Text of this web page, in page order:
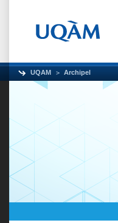
UQAM Archipel